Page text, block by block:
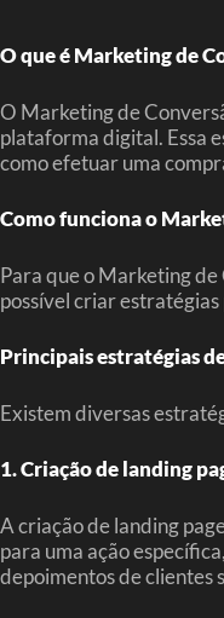
O que é Marketing de
O Marketing de
plataforma digital. Essa
como efetuar uma
Como funciona o
Para que o Marketing
possível criar
Principais estratégias
Existem diversas
1. Criação de landing
A criação de landing
para uma ação
depoimentos de clientes